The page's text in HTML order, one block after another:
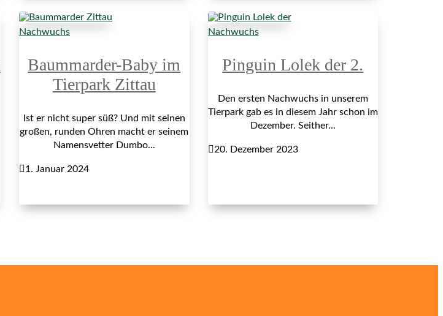
Nachwuchs
Baummarder-Baby im
Tierpark Zittau
Ist er nicht super süß? Und mit seinen
großen, runden Ohren macht er seinem
Namensvetter Dumbo...
1. Januar 2024
Nachwuchs
Pinguin Lolek der 2.
Den ersten Nachwuchs in unserem
Tierpark gab es in diesem Jahr schon im
Dezember. Seither...
20. Dezember 2023